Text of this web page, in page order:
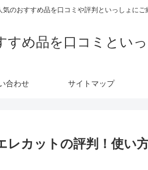
気のおすすめ品を口コミや評判といっしょにご
すめ品を口コミとい
合わせ サイトマップ
レカットの評判！使い